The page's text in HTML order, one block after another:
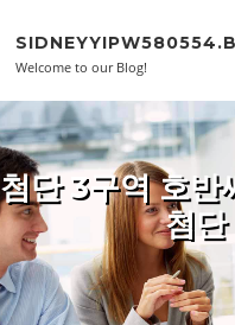
Welcome to our Blog!
첨단 3구역 호반
첨단